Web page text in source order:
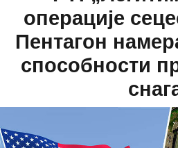
операције
Пентагон
способности